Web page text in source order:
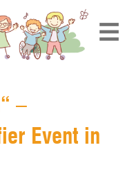
–
Event in